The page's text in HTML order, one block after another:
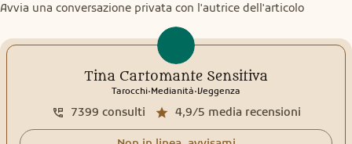
Avvia una conversazione privata con l'autrice dell'articolo
Tina Cartomante Sensitiva
Tarocchi.Medianità.Veggenza
4,9/5 media recensioni
7399 consulti